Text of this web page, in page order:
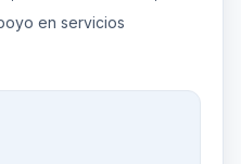
en servicios